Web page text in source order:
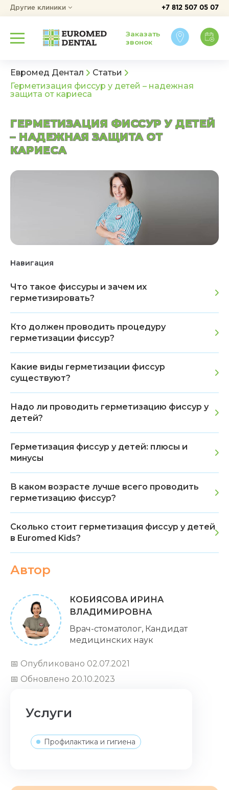
+7 812 507 05 07
Другие клиники
Заказать
звонок
Евромед Дентал
Статьи
Герметизация фиссур у детей – надежная
защита от кариеса
ГЕРМЕТИЗАЦИЯ ФИССУР У ДЕТЕЙ
– НАДЕЖНАЯ ЗАЩИТА ОТ
КАРИЕСА
Навигация
Что такое фиссуры и зачем их
герметизировать?
Кто должен проводить процедуру
герметизации фиссур?
Какие виды герметизации фиссур
существуют?
Надо ли проводить герметизацию фиссур у
детей?
Герметизация фиссур у детей: плюсы и
минусы
В каком возрасте лучше всего проводить
герметизацию фиссур?
Сколько стоит герметизация фиссур у детей
в Euromed Kids?
Автор
КОБИЯСОВА ИРИНА
ВЛАДИМИРОВНА
Врач-стоматолог, Кандидат
медицинских наук
📅 Опубликовано 02.07.2021
📅 Обновлено 20.10.2023
Услуги
Профилактика и гигиена